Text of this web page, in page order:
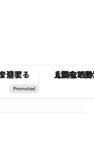
土料理の手法で満喫！ 【銀座で出合う最旬美容】美髪ケアや上質